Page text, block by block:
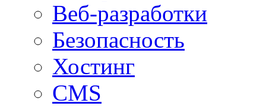
Веб-разработки
Безопасность
Хостинг
CMS